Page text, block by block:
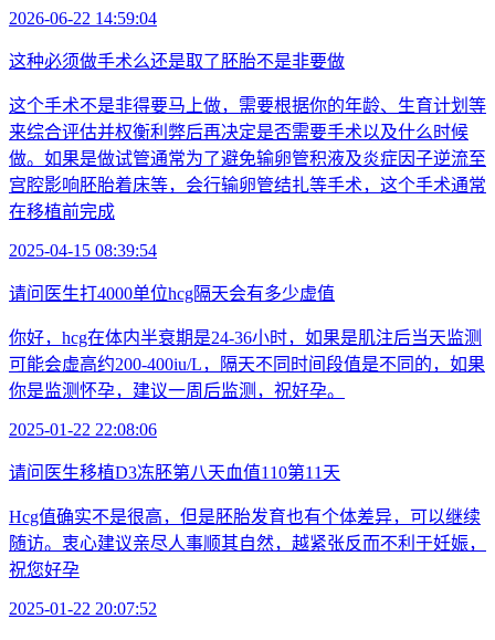
2026-06-22 14:59:04
这种必须做手术么还是取了胚胎不是非要做
这个手术不是非得要马上做，需要根据你的年龄、生育计划等
来综合评估并权衡利弊后再决定是否需要手术以及什么时候
做。如果是做试管通常为了避免输卵管积液及炎症因子逆流至
宫腔影响胚胎着床等，会行输卵管结扎等手术，这个手术通常
在移植前完成
2025-04-15 08:39:54
请问医生打4000单位hcg隔天会有多少虚值
你好，hcg在体内半衰期是24-36小时，如果是肌注后当天监测
可能会虚高约200-400iu/L，隔天不同时间段值是不同的，如果
你是监测怀孕，建议一周后监测，祝好孕。
2025-01-22 22:08:06
请问医生移植D3冻胚第八天血值110第11天
Hcg值确实不是很高，但是胚胎发育也有个体差异，可以继续
随访。衷心建议亲尽人事顺其自然，越紧张反而不利于妊娠，
祝您好孕
2025-01-22 20:07:52